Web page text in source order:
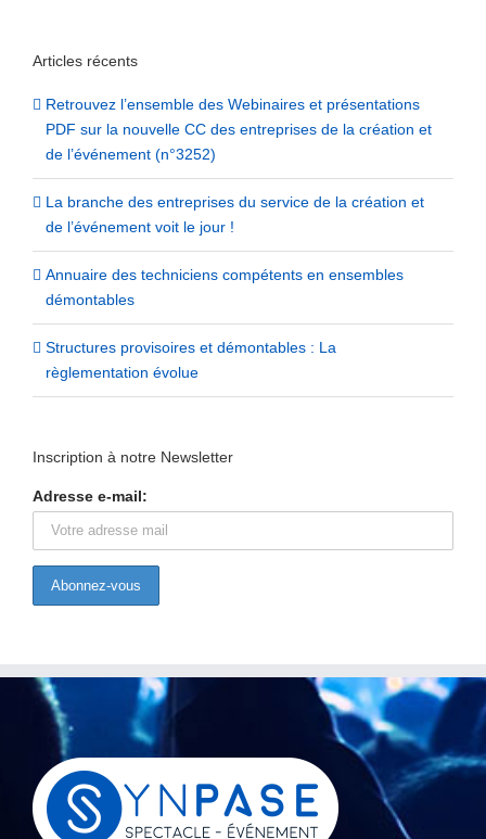
Articles récents
Retrouvez l’ensemble des Webinaires et présentations
PDF sur la nouvelle CC des entreprises de la création et
de l’événement (n°3252)
La branche des entreprises du service de la création et
de l’événement voit le jour !
Annuaire des techniciens compétents en ensembles
démontables
Structures provisoires et démontables : La
règlementation évolue
Inscription à notre Newsletter
Adresse e-mail: